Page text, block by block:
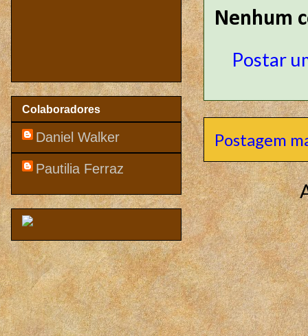
Nenhum
Postar
Postagem
Colaboradores
Daniel Walker
Pautilia Ferraz